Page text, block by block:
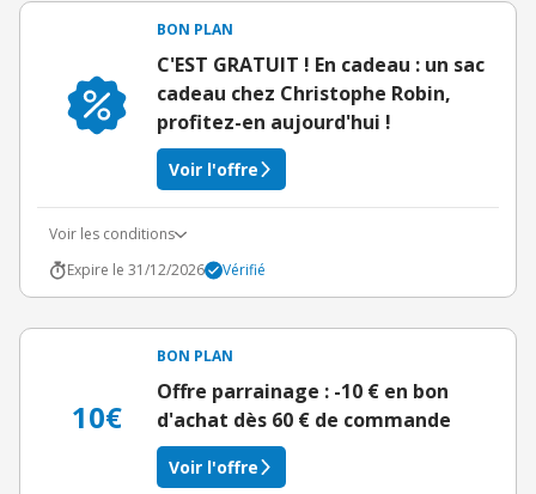
BON PLAN
C'EST GRATUIT ! En cadeau : un sac
cadeau chez Christophe Robin,
profitez-en aujourd'hui !
Voir l'offre
Voir les conditions
Expire le 31/12/2026
Vérifié
10€
BON PLAN
Offre parrainage : -10 € en bon
d'achat dès 60 € de commande
Voir l'offre